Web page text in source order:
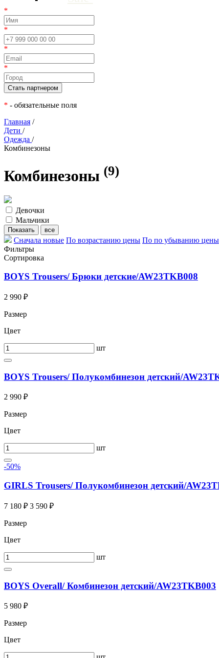
*
*
*
*
* - обязательные поля
Главная /
Дети /
Одежда /
Комбинезоны
Комбинезоны (9)
Девочки
Мальчики
Сначала новые По возрастанию цены По по убыванию цены
Фильтры
Сортировка
BOYS Trousers/ Брюки детские/AW23TKB008
2 990 ₽
Размер
Цвет
шт
BOYS Trousers/ Полукомбинезон детский/
2 990 ₽
Размер
Цвет
шт
-50%
GIRLS Trousers/ Полукомбинезон детский/
7 180 ₽ 3 590 ₽
Размер
Цвет
шт
BOYS Overall/ Комбинезон детский/AW23TKB003
5 980 ₽
Размер
Цвет